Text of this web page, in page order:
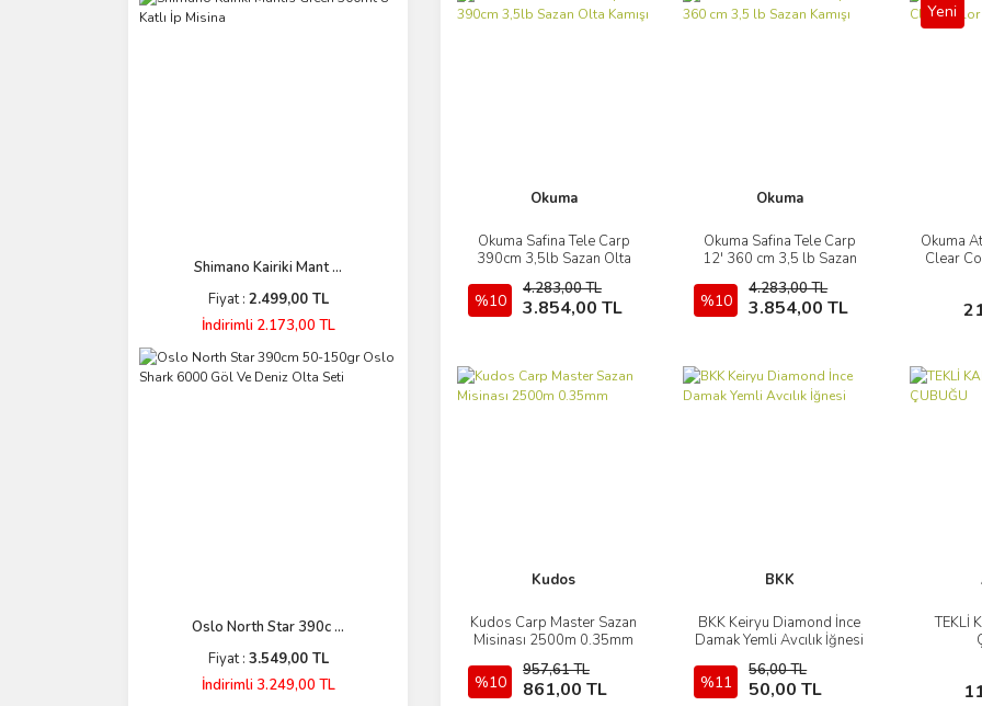
Shimano Kairiki Mant ...
Fiyat : 2.499,00 TL
İndirimli 2.173,00 TL
Oslo North Star 390c ...
Fiyat : 3.549,00 TL
İndirimli 3.249,00 TL
Okuma
Okuma Safina Tele Carp
390cm 3,5lb Sazan Olta
%10
4.283,00 TL
3.854,00 TL
İncele
Sepete Ekle
Okuma
Okuma Safina Tele Carp
12' 360 cm 3,5 lb Sazan
%10
4.283,00 TL
3.854,00 TL
İncele
Sepete Ekle
Yeni
Okuma
Clear
Kudos
Kudos Carp Master Sazan
Misinası 2500m 0.35mm
%10
957,61 TL
861,00 TL
İncele
Sepete Ekle
BKK
BKK Keiryu Diamond İnce
Damak Yemli Avcılık İğnesi
%11
56,00 TL
50,00 TL
İncele
Sepete Ekle
TEKLİ